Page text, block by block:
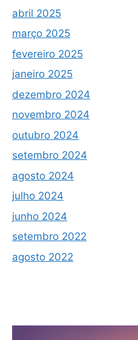
abril 2025
março 2025
fevereiro 2025
janeiro 2025
dezembro 2024
novembro 2024
outubro 2024
setembro 2024
agosto 2024
julho 2024
junho 2024
setembro 2022
agosto 2022